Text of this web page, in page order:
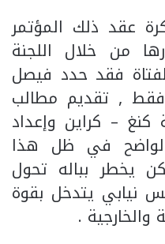
عقد ذلك المؤتمر
من خلال اللجنة
الفتاة فقد حدد فيصل
فقط , تقديم مطالب
– كراين وإعداد
في ظل هذا
يخطر بباله تحول
نيابي يتدخل بقوة
.